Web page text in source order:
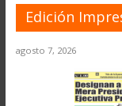
Edición
agosto 7, 2026